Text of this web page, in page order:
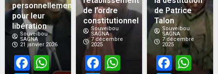
personnellement
pour leur
libération
Souveibou
SAGNA
21 janvier 2026
Facebook
WhatsApp
de l’ordre
constitutionnel
Souveibou
SAGNA
7 décembre
2025
Facebook
WhatsApp
de Patrice
Talon
Souveibou
SAGNA
7 décembre
2025